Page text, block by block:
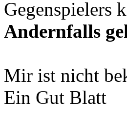
des
Gegenspielers
Mir ist nicht